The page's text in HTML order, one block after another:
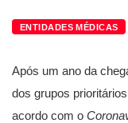
ENTIDADES MÉDICAS
Após um ano da
dos grupos
acordo com o